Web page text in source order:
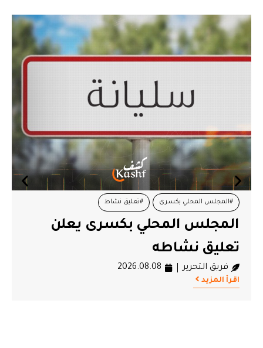
بكسرى #تعليق نشاط
المحلي بكسرى يعلن
2026.08.08
مرصد